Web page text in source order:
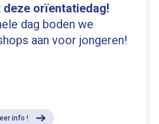
deze orïentatiedag!
dag boden we
aan voor jongeren!
info !